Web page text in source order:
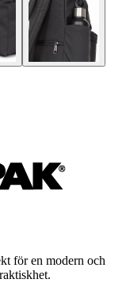
för en modern och